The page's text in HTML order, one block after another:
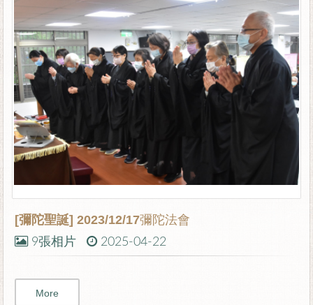
[彌陀聖誕] 2023/12/17彌陀法會
9張相片 2025-04-22
More